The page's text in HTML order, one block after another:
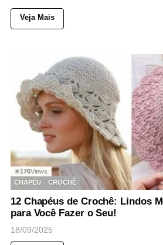
Veja Mais
◉176Views
CHAPÉU
CROCHÊ
12 Chapéus de Crochê: Lindos
para Você Fazer o Seu!
18/09/2025